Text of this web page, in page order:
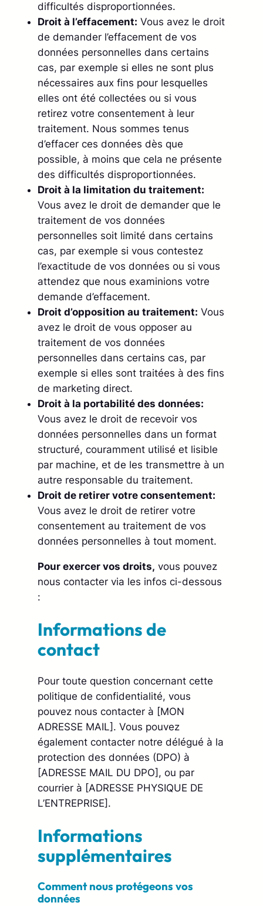
difficultés disproportionnées.
Droit à l’effacement: Vous avez le droit
de demander l’effacement de vos
données personnelles dans certains
cas, par exemple si elles ne sont plus
nécessaires aux fins pour lesquelles
elles ont été collectées ou si vous
retirez votre consentement à leur
traitement. Nous sommes tenus
d’effacer ces données dès que
possible, à moins que cela ne présente
des difficultés disproportionnées.
Droit à la limitation du traitement:
Vous avez le droit de demander que le
traitement de vos données
personnelles soit limité dans certains
cas, par exemple si vous contestez
l’exactitude de vos données ou si vous
attendez que nous examinions votre
demande d’effacement.
Droit d’opposition au traitement: Vous
avez le droit de vous opposer au
traitement de vos données
personnelles dans certains cas, par
exemple si elles sont traitées à des fins
de marketing direct.
Droit à la portabilité des données:
Vous avez le droit de recevoir vos
données personnelles dans un format
structuré, couramment utilisé et lisible
par machine, et de les transmettre à un
autre responsable du traitement.
Droit de retirer votre consentement:
Vous avez le droit de retirer votre
consentement au traitement de vos
données personnelles à tout moment.
Pour exercer vos droits, vous pouvez
nous contacter via les infos ci-dessous
:
Informations de
contact
Pour toute question concernant cette
politique de confidentialité, vous
pouvez nous contacter à [MON
ADRESSE MAIL]. Vous pouvez
également contacter notre délégué à la
protection des données (DPO) à
[ADRESSE MAIL DU DPO], ou par
courrier à [ADRESSE PHYSIQUE DE
L’ENTREPRISE].
Informations
supplémentaires
Comment nous protégeons vos
données